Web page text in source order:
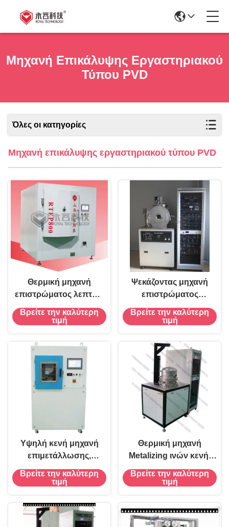
Μηχανή Επικάλυψης Εργαστηριακού
Τύπου PVD
Όλες οι κατηγορίες
Μηχανή επικάλυψης εργαστηριακού τύπου PVD
Θερμική μηχανή
επιστρώματος λεπτών
ταινιών εξάτμισης Ε&Α,
σύστημα απόθεσης
Βρείτε την καλύτερη
τιμή
Ψεκάζοντας μηχανή
επιστρώματος
εργαστηριακών
συνεχούς ρεύματος και
τη μονάδα Lab.Coating,
εργαστήριο Ε&Α.
Ψεκάζοντας σύστημα
Βρείτε την καλύτερη
τιμή
Υψηλή κενή μηχανή
επιμετάλλωσης,
φορητό PVD κενό
Metallizer
Βρείτε την καλύτερη
τιμή
Θερμική μηχανή
Metalizing ινών κενή,
κενό επαγωγικό
EvaporationCoating
Βρείτε την καλύτερη
τιμή